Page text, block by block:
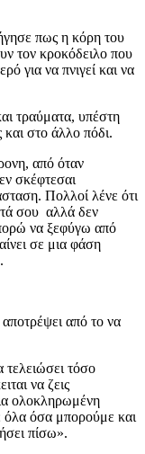
πως η κόρη του
τον κροκόδειλο που
για να πνιγεί και να
τραύματα, υπέστη
και στο άλλο πόδι.
από όταν
σκέφτεσαι
Πολλοί λένε ότι
σου αλλά δεν
να ξεφύγω από
σε μια φάση
από το να
τόσο
να ζεις
ολοκληρωμένη
όσα μπορούμε και
πίσω».